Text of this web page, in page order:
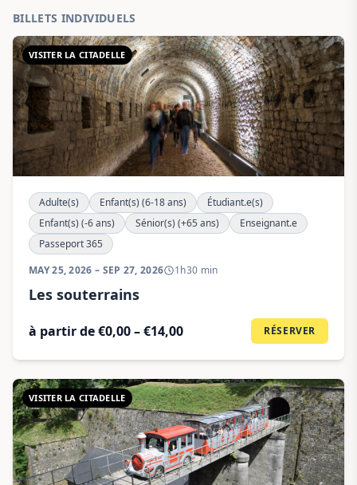
BILLETS INDIVIDUELS
VISITER LA CITADELLE
Adulte(s) Enfant(s) (6-18 ans)
Étudiant.e(s)
Enfant(s) (-6 ans)
Sénior(s) (+65 ans)
Enseignant.e
Passeport 365
MAY 25, 2026 – SEP 27, 2026
1h30 min
Les souterrains
à partir de €0,00 – €14,00 RÉSERVER
VISITER LA CITADELLE